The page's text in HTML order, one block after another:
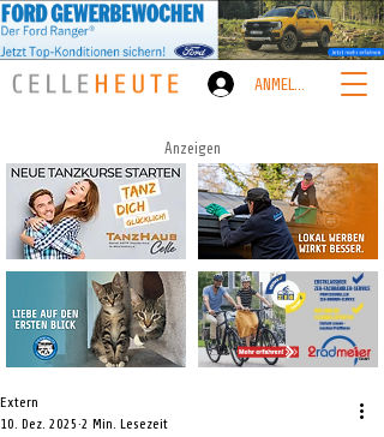
ANMELDEN
Anzeigen
Extern
10. Dez. 2025 2 Min. Lesezeit